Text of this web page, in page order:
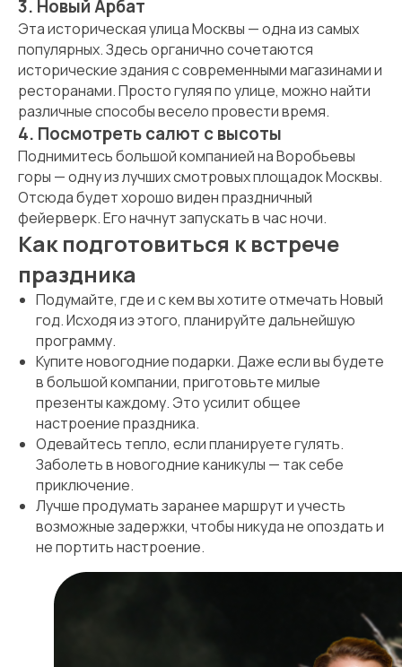
3. Новый Арбат
Эта историческая улица Москвы — одна из самых
популярных. Здесь органично сочетаются
исторические здания с современными магазинами и
ресторанами. Просто гуляя по улице, можно найти
различные способы весело провести время.
4. Посмотреть салют с высоты
Поднимитесь большой компанией на Воробьевы
горы — одну из лучших смотровых площадок Москвы.
Отсюда будет хорошо виден праздничный
фейерверк. Его начнут запускать в час ночи.
Как подготовиться к встрече
праздника
Подумайте, где и с кем вы хотите отмечать Новый
год. Исходя из этого, планируйте дальнейшую
программу.
Купите новогодние подарки. Даже если вы будете
в большой компании, приготовьте милые
презенты каждому. Это усилит общее
настроение праздника.
Одевайтесь тепло, если планируете гулять.
Заболеть в новогодние каникулы — так себе
приключение.
Лучше продумать заранее маршрут и учесть
возможные задержки, чтобы никуда не опоздать и
не портить настроение.